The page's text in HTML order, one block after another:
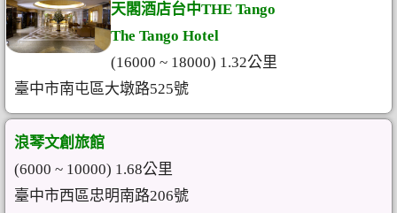
天閣酒店台中THE Tango
The Tango Hotel
(16000 ~ 18000) 1.32公里
臺中市南屯區大墩路525號
浪琴文創旅館
(6000 ~ 10000) 1.68公里
臺中市西區忠明南路206號